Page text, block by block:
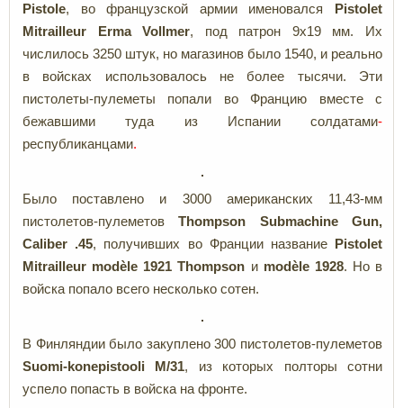
Pistole, во французской армии именовался
Pistolet
Mitrailleur
ErmaVollmer, под патрон 9x19 мм. Их
числилось 3250 штук, но магазинов было 1540, и реально
в войсках использовалось не более тысячи. Эти
пистолеты-пулеметы попали во Францию вместе с
бежавшими туда из Испании солдатами-
республиканцами.
Было поставлено и 3000 американских 11,43-мм
пистолетов-пулеметовThompson Submachine Gun,
Caliber .45, получивших во Франции название
Pistolet
Mitrailleur modèle 1921 Thompson и modèle 1928. Но в
войска попало всего несколько сотен.
В Финляндии было закуплено 300 пистолетов-пулеметов
Suomi-konepistooli M/31, из которых полторы сотни
успело попасть в войска на фронте.